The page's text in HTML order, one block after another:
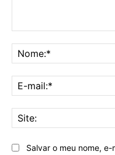
Salvar o meu nome,